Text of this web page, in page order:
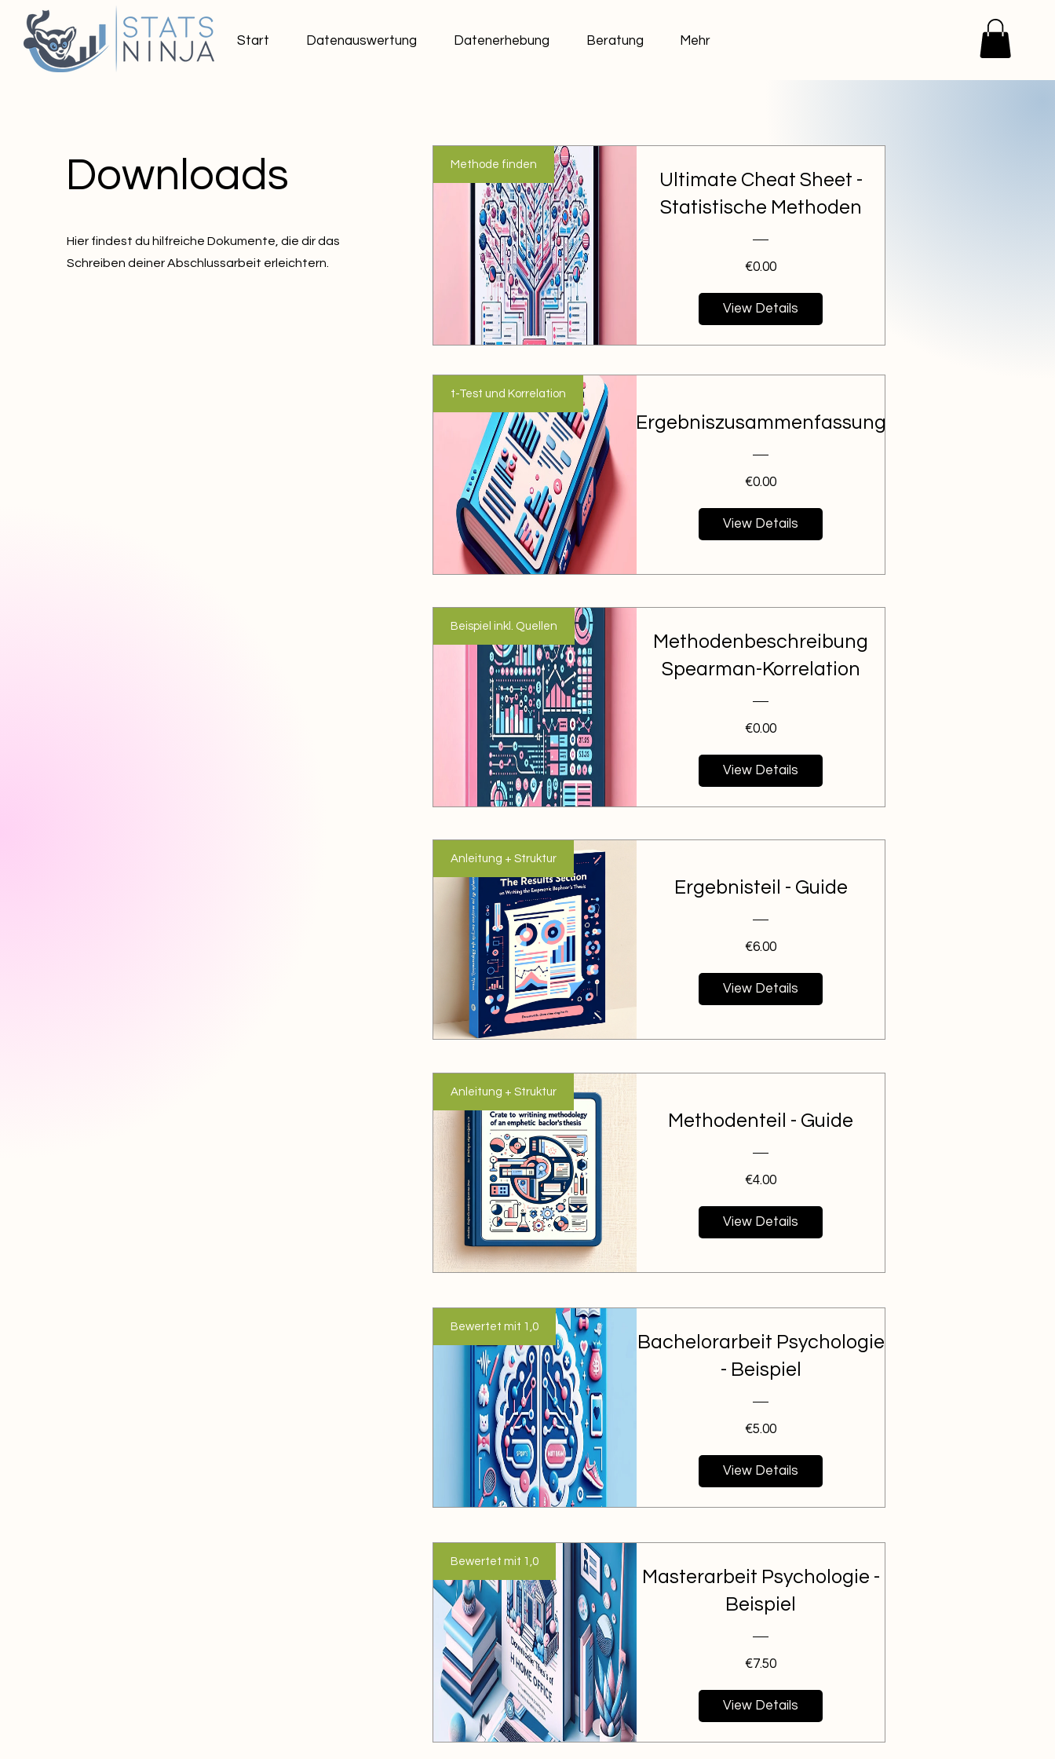
Start Datenauswertung Datenerhebung Beratung Mehr
Downloads
Hier findest du hilfreiche Dokumente, die dir das
Schreiben deiner Abschlussarbeit erleichtern.
Methode finden
Ultimate Cheat Sheet -
Statistische Methoden
€0.00Price
View Details
t-Test und Korrelation
Ergebniszusammenfassung
€0.00Price
View Details
Beispiel inkl. Quellen
Methodenbeschreibung
Spearman-Korrelation
€0.00Price
View Details
Anleitung + Struktur
Ergebnisteil - Guide
€6.00Price
View Details
Anleitung + Struktur
Methodenteil - Guide
€4.00Price
View Details
Bewertet mit 1,0
Bachelorarbeit Psychologie
- Beispiel
€5.00Price
View Details
Bewertet mit 1,0
Masterarbeit Psychologie -
Beispiel
€7.50Price
View Details